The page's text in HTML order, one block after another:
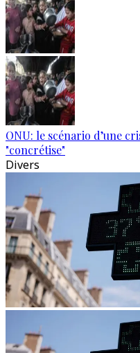
ONU: le scénario d’une
"concrétise"
Divers